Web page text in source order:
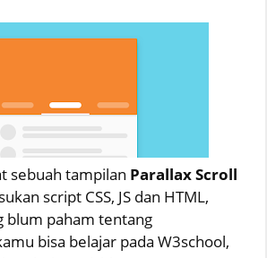
sebuah tampilan Parallax Scroll
script CSS, JS dan HTML,
blum paham tentang
bisa belajar pada W3school,